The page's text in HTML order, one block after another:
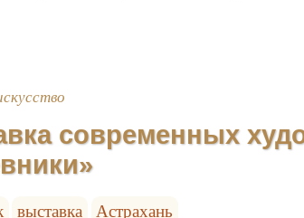
современных
выставка Астрахань